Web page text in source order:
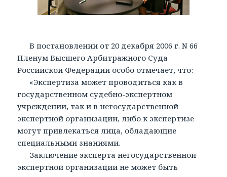
В постановлении от 20 декабря 2006 г. N 66
Пленум Высшего Арбитражного Суда
Российской Федерации особо отмечает, что:
«Экспертиза может проводиться как в
государственном судебно-экспертном
учреждении, так и в негосударственной
экспертной организации, либо к экспертизе
могут привлекаться лица, обладающие
специальными знаниями.
Заключение эксперта негосударственной
экспертной организации не может быть